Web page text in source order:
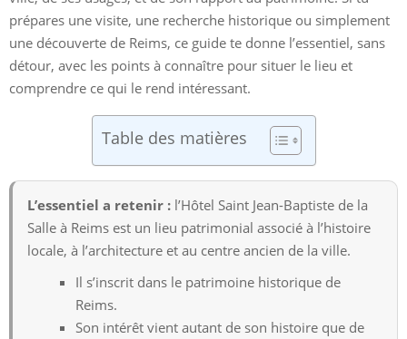
prépares une visite, une recherche historique ou simplement
une découverte de Reims, ce guide te donne l’essentiel, sans
détour, avec les points à connaître pour situer le lieu et
comprendre ce qui le rend intéressant.
Table des matières
L’essentiel a retenir : l’Hôtel Saint Jean-Baptiste de la
Salle à Reims est un lieu patrimonial associé à l’histoire
locale, à l’architecture et au centre ancien de la ville.
Il s’inscrit dans le patrimoine historique de
Reims.
Son intérêt vient autant de son histoire que de